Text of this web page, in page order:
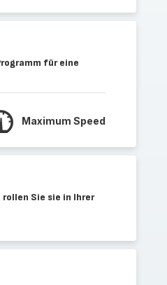
für eine
Maximum Speed
Sie sie in Ihrer